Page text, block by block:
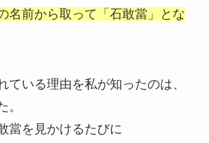
名前から取って「石敢當」とな
ている理由を私が知ったのは、
。
當を見かけるたびに